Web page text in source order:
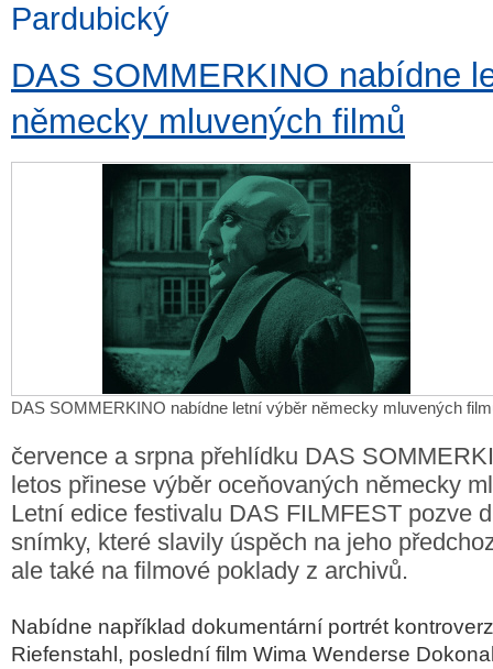
Pardubický
DAS SOMMERKINO nabídne
německy mluvených filmů
DAS SOMMERKINO nabídne letní výběr německy mluvených
července a srpna přehlídku DAS
letos přinese výběr oceňovaných německy
Letní edice festivalu DAS FILMFEST pozve
snímky, které slavily úspěch na jeho
ale také na filmové poklady z archivů.
Nabídne například dokumentární portrét
Riefenstahl, poslední film Wima Wenderse